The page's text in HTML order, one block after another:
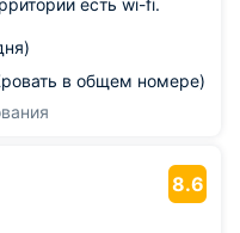
есть wi-fi.
в общем номере)
8.6